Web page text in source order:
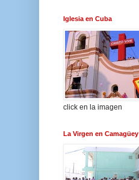
Iglesia en Cuba
click en la imagen
La Virgen en Camagüey